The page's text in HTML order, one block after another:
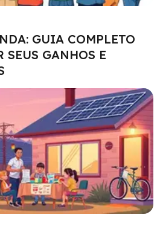
GUIA COMPLETO
SEUS GANHOS E